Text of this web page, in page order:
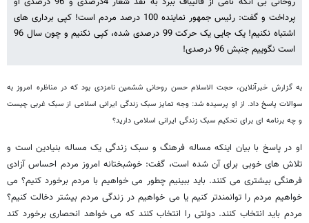
پرداخت و گفت: رئیس جمهور نماینده 100 درصد مردم است! کپی برداری های
اشتباه نکنیم! یک جایی یک حرکت 99 درصدی شده، کپی نکنیم و چون سال 96
است نگوییم جنبش 96 درصدی!
به گزارش خبرآنلاین، حجت الاسلام حسن روحانی ششمین نامزدی بود که در مناظره امروز به
سوالات پاسخ داد. از او پرسیده شد: وجه تمایز سبک زندگی ایرانی اسلامی از سبک غربی چیست
و چه برنامه ای برای تحکیم سبک زندگی ایرانی اسلامی دارید؟
او در پاسخ با بیان اینکه مساله فرهنگ و سبک زندگی یک مساله بنیادین است و
تلاش های خوبی برای آن شده است، گفت: خوشبختانه امروز مردم احساس آزادی
فرهنگی بیشتری می کنند. باید ببینیم چطور می خواهیم با مردم برخورد کنیم؟ می
خواهیم مردم را توانمندتر کنیم یا می خواهیم در زندگی مردم بیشتر دخالت کنیم؟
مردم باید انتخاب کنند. دولتی را انتخاب کنند که می خواهد انحصاری برخورد کند